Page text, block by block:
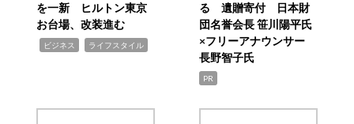
を一新 ヒルトン東京
お台場、改装進む
ビジネス ライフスタイル
る 遺贈寄付 日本財
団名誉会長 笹川陽平氏
×フリーアナウンサー
長野智子氏
PR